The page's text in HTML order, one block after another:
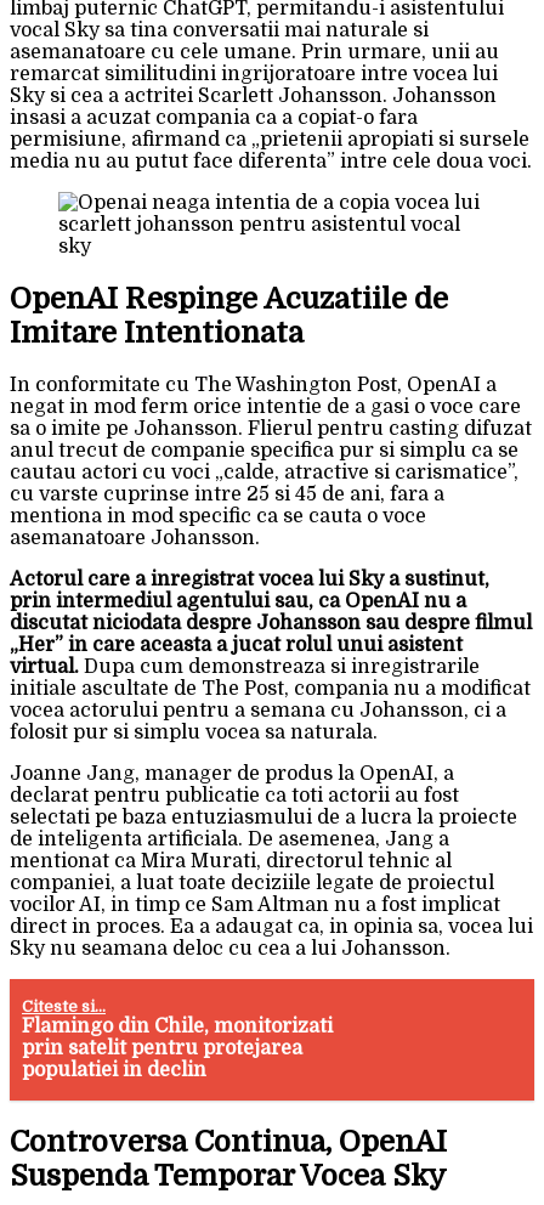
limbaj puternic ChatGPT, permitandu-i asistentului
vocal Sky sa tina conversatii mai naturale si
asemanatoare cu cele umane. Prin urmare, unii au
remarcat similitudini ingrijoratoare intre vocea lui
Sky si cea a actritei Scarlett Johansson. Johansson
insasi a acuzat compania ca a copiat-o fara
permisiune, afirmand ca „prietenii apropiati si sursele
media nu au putut face diferenta” intre cele doua voci.
OpenAI Respinge Acuzatiile de
Imitare Intentionata
In conformitate cu The Washington Post, OpenAI a
negat in mod ferm orice intentie de a gasi o voce care
sa o imite pe Johansson. Flierul pentru casting difuzat
anul trecut de companie specifica pur si simplu ca se
cautau actori cu voci „calde, atractive si carismatice”,
cu varste cuprinse intre 25 si 45 de ani, fara a
mentiona in mod specific ca se cauta o voce
asemanatoare Johansson.
Actorul care a inregistrat vocea lui Sky a sustinut,
prin intermediul agentului sau, ca OpenAI nu a
discutat niciodata despre Johansson sau despre filmul
„Her” in care aceasta a jucat rolul unui asistent
virtual. Dupa cum demonstreaza si inregistrarile
initiale ascultate de The Post, compania nu a modificat
vocea actorului pentru a semana cu Johansson, ci a
folosit pur si simplu vocea sa naturala.
Joanne Jang, manager de produs la OpenAI, a
declarat pentru publicatie ca toti actorii au fost
selectati pe baza entuziasmului de a lucra la proiecte
de inteligenta artificiala. De asemenea, Jang a
mentionat ca Mira Murati, directorul tehnic al
companiei, a luat toate deciziile legate de proiectul
vocilor AI, in timp ce Sam Altman nu a fost implicat
direct in proces. Ea a adaugat ca, in opinia sa, vocea lui
Sky nu seamana deloc cu cea a lui Johansson.
Citeste si...
Flamingo din Chile, monitorizati
prin satelit pentru protejarea
populatiei in declin
Controversa Continua, OpenAI
Suspenda Temporar Vocea Sky